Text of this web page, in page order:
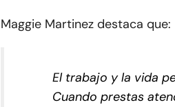
Maggie Martinez destaca que:
El trabajo y la vida
Cuando prestas